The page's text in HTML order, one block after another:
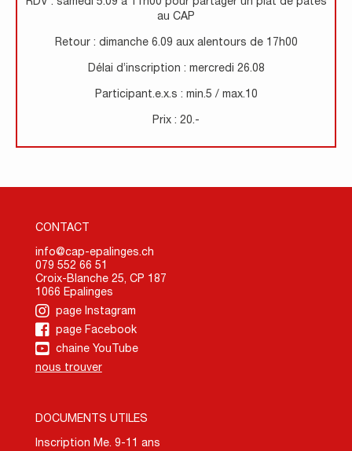
au CAP
Retour : dimanche 6.09 aux alentours de 17h00
Délai d’inscription : mercredi 26.08
Participant.e.x.s : min.5 / max.10
Prix : 20.-
CONTACT
info@cap-epalinges.ch
079 552 66 51
Croix-Blanche 25, CP 187
1066 Epalinges
page Instagram
page Facebook
chaine YouTube
nous trouver
DOCUMENTS UTILES
Inscription Me. 9-11 ans